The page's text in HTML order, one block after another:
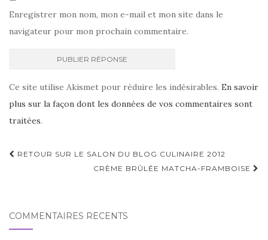
Enregistrer mon nom, mon e-mail et mon site dans le
navigateur pour mon prochain commentaire.
Ce site utilise Akismet pour réduire les indésirables. En savoir
plus sur la façon dont les données de vos commentaires sont
traitées.
Navigation
RETOUR SUR LE SALON DU BLOG CULINAIRE 2012
CRÈME BRÛLÉE MATCHA-FRAMBOISE
COMMENTAIRES RÉCENTS